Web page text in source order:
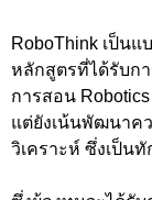
RoboThink เป็น
หลักสูตรที่ได้รับก
การสอน
แต่ยังเน้นพัฒนาค
วิเคราะห์ ซึ่งเป็น